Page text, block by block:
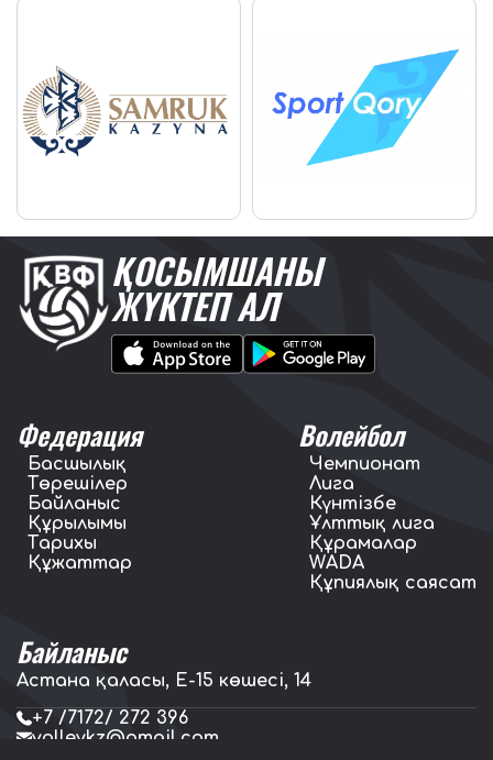
ҚОСЫМШАНЫ
ЖҮКТЕП АЛ
Федерация
Басшылық
Төрешілер
Байланыс
Құрылымы
Тарихы
Құжаттар
Волейбол
Чемпионат
Лига
Күнтізбе
Ұлттық лига
Құрамалар
WADA
Құпиялық саясат
Байланыс
Астана қаласы, E-15 көшесі, 14
+7 /7172/ 272 396
volleykz@gmail.com